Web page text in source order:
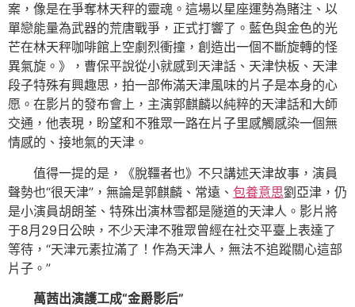
案，像是在爭奪林天秤的靈魂。這場以星座運勢為賭注、以
單戀能量為武器的荒唐戰爭，正式打響了。藍色與金色的光
芒在林天秤咖啡館上空劇烈衝撞，創造出一個不斷旋轉的怪
異氣旋。》，曹保平說從小就感到天津話、天津快板、天津
段子特殊有興趣思，拍一部佈滿天津風味的片子是本身的心
愿。在影片的發布會上，主演郭麒麟以純粹的天津話和大師
交通，他表現，盼望和不雅眾一路在片子里感觸感染一個無
情感的、接地氣的天津。
值得一提的是，《脫韁者也》不只講述天津故事，演員
聲勢也“很天津”，無論是郭麒麟、常遠、 包養意思劉亞津，仍
是小演員胡朗荃、特殊出演林雪都是隧道的天津人。影片將
于8月29日公映，不少天津不雅眾曾經在社交平臺上表達了
等待，“天津元素拉滿了！作為天津人，無法不追蹤關心這部
片子。”
萬茜出演護工成“金爵影后”